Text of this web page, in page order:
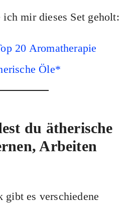
mir dieses Set geholt:
20 Aromatherapie
Öle*
du ätherische
Arbeiten
gibt es verschiedene